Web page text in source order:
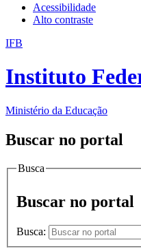
Acessibilidade
Alto contraste
IFB
Instituto
Ministério da Educação
Buscar no portal
Busca
Buscar no portal
Busca: